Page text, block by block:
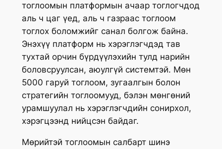
тоглоомын платформын ачаар тоглогчдод
аль ч цаг үед, аль ч газраас тоглоом
тоглох боломжийг санал болгож байна.
Энэхүү платформ нь хэрэглэгчдэд тав
тухтай орчин бүрдүүлэхийн тулд нарийн
боловсруулсан, аюулгүй системтэй. Мөн
5000 гаруй тоглоом, зугаалгын болон
стратегийн тоглоомууд, бэлэн мөнгөний
урамшуулал нь хэрэглэгчдийн сонирхол,
хэрэгцээнд нийцсэн байдаг.
Мөрийтэй тоглоомын салбарт шинэ